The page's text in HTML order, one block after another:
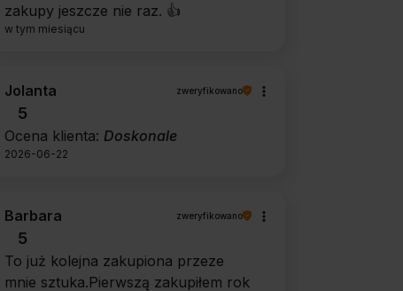
zakupy jeszcze nie raz. 👍️
w tym miesiącu
Jolanta zweryfikowano
5
Ocena klienta: Doskonale
2026-06-22
Barbara zweryfikowano
5
To już kolejna zakupiona przeze
mnie sztuka.Pierwszą zakupiłem rok